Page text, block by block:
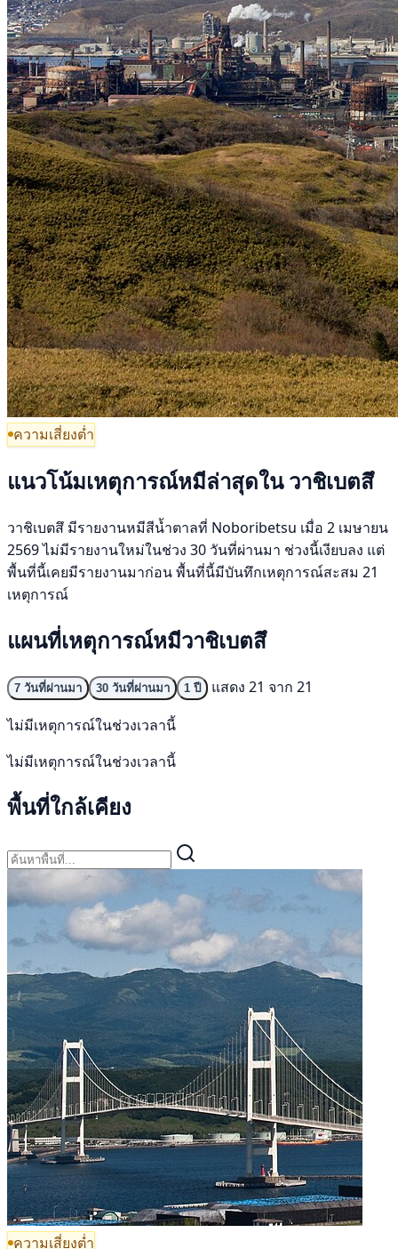
ความเสี่ยงต่ำ
แนวโน้มเหตุการณ์หมีล่าสุดใน วาชิเบตสึ
วาชิเบตสึ มีรายงานหมีสีน้ำตาลที่ Noboribetsu เมื่อ 2 เมษายน
2569 ไม่มีรายงานใหม่ในช่วง 30 วันที่ผ่านมา ช่วงนี้เงียบลง แต่
พื้นที่นี้เคยมีรายงานมาก่อน พื้นที่นี้มีบันทึกเหตุการณ์สะสม 21
เหตุการณ์
แผนที่เหตุการณ์หมีวาชิเบตสึ
7 วันที่ผ่านมา 30 วันที่ผ่านมา 1 ปี
แสดง 21 จาก 21
ไม่มีเหตุการณ์ในช่วงเวลานี้
ไม่มีเหตุการณ์ในช่วงเวลานี้
พื้นที่ใกล้เคียง
ความเสี่ยงต่ำ